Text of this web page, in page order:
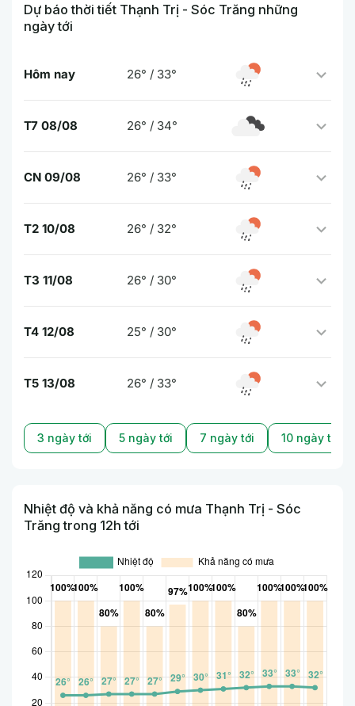
Dự báo thời tiết Thạnh Trị - Sóc Trăng những
ngày tới
Hôm nay 26° / 33°
T7 08/08 26° / 34°
CN 09/08 26° / 33°
T2 10/08 26° / 32°
T3 11/08 26° / 30°
T4 12/08 25° / 30°
T5 13/08 26° / 33°
3 ngày tới 5 ngày tới 7 ngày tới 10 ngày tới
Nhiệt độ và khả năng có mưa Thạnh Trị - Sóc
Trăng trong 12h tới